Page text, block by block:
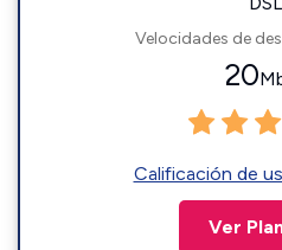
Velocidades de
20
Calificación de
Ver